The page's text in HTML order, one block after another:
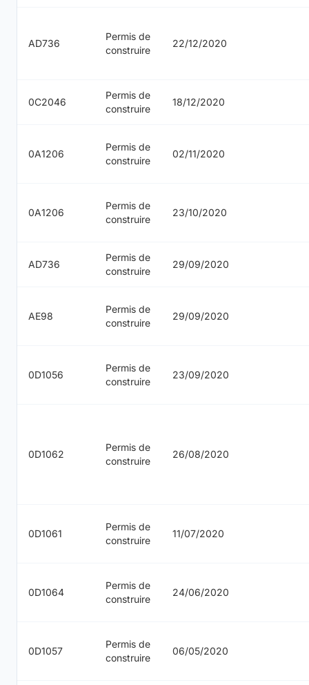
AD736
Permis de
construire
22/12/2020
0C2046
Permis de
construire
18/12/2020
0A1206
Permis de
construire
02/11/2020
0A1206
Permis de
construire
23/10/2020
AD736
Permis de
construire
29/09/2020
AE98
Permis de
construire
29/09/2020
0D1056
Permis de
construire
23/09/2020
0D1062
Permis de
construire
26/08/2020
0D1061
Permis de
construire
11/07/2020
0D1064
Permis de
construire
24/06/2020
0D1057
Permis de
construire
06/05/2020